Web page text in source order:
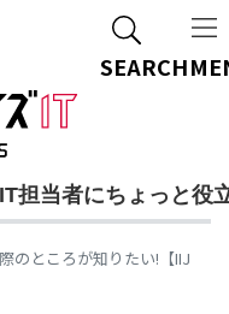
IT担当者にちょっと役
SEARCH
のところが知りたい!【IIJ
ご質問・ご相談